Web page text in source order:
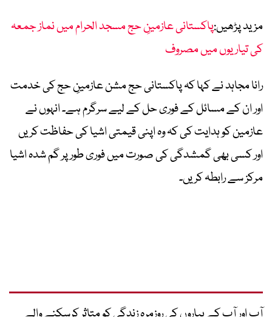
مزید پڑھیں:پاکستانی عازمینِ حج مسجد الحرام میں نماز جمعہ
کی تیاریوں میں مصروف
رانا مجاہد نے کہا کہ پاکستانی حج مشن عازمینِ حج کی خدمت
اور ان کے مسائل کے فوری حل کے لیے سرگرم ہے۔ انہوں نے
عازمین کو ہدایت کی کہ وہ اپنی قیمتی اشیا کی حفاظت کریں
اور کسی بھی گمشدگی کی صورت میں فوری طور پر گم شدہ اشیا
مرکز سے رابطہ کریں۔